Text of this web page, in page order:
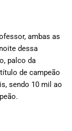
ambas as
dessa
palco da
de campeão
sendo 10 mil ao